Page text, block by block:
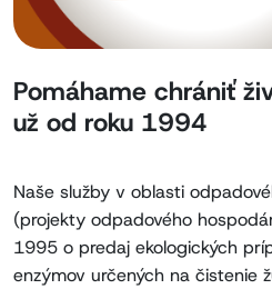
Pomáhame chrániť
už od roku 1994
Naše služby v oblasti
(projekty odpadového
1995 o predaj ekologických
enzýmov určených na čistenie